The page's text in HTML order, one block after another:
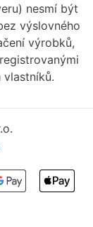
nesmí být
výslovného
výrobků,
vlastníků.